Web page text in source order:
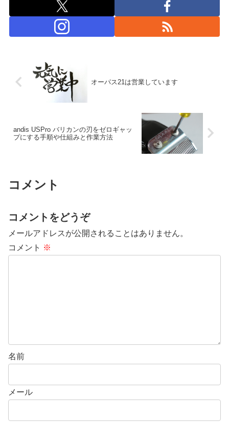
オーパス21は営業しています
andis USPro バリカンの刃をゼロギャッ
プにする手順や仕組みと作業方法
コメント
コメントをどうぞ
メールアドレスが公開されることはありません。
コメント ※
名前
メール